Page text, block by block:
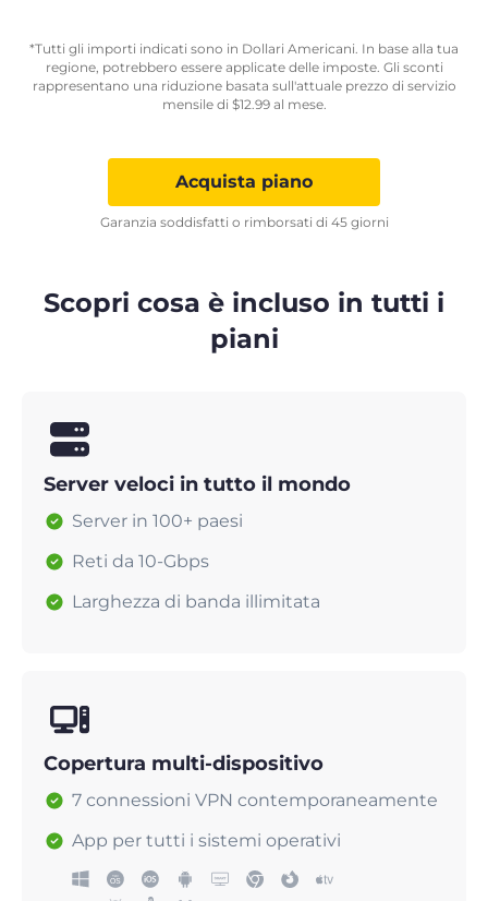
*Tutti gli importi indicati sono in Dollari Americani. In base alla tua
regione, potrebbero essere applicate delle imposte. Gli sconti
rappresentano una riduzione basata sull'attuale prezzo di servizio
mensile di $12.99al mese.
Acquista piano
Garanzia soddisfatti o rimborsati di 45 giorni
Scopri cosa è incluso in tutti i
piani
Server veloci in tutto il mondo
Server in 100+ paesi
Reti da 10-Gbps
Larghezza di banda illimitata
Copertura multi-dispositivo
7 connessioni VPN contemporaneamente
App per tutti i sistemi operativi